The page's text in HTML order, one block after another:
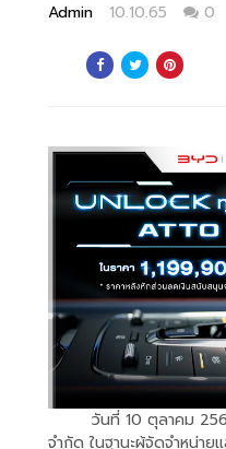
Admin 10.10.65 0
วันที่ 10 ตุลาคม
จำกัด ในฐานะผู้จัดจำหน่าย